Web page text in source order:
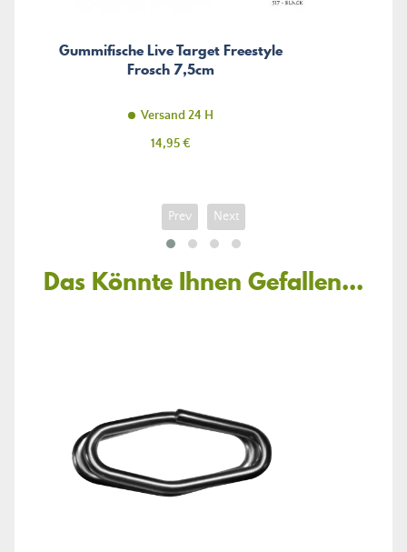
Gummifische Live Target Freestyle
Frosch 7,5cm
Versand 24 H
Preis
14,95 €
Prev Next
Das Könnte Ihnen Gefallen...